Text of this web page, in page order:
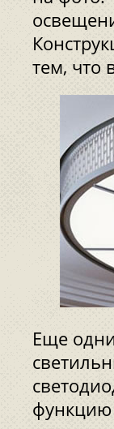
тем, что
Еще
функцию